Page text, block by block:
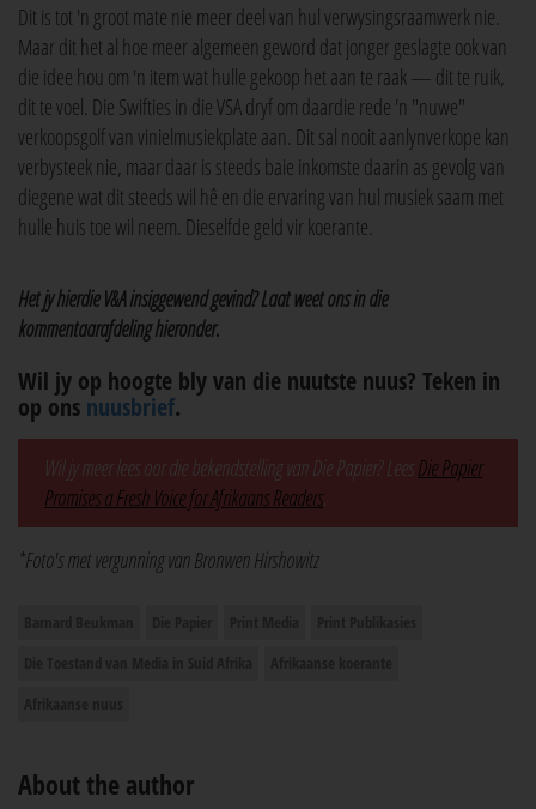
Dit is tot 'n groot mate nie meer deel van hul verwysingsraamwerk nie.
Maar dit het al hoe meer algemeen geword dat jonger geslagte ook van
die idee hou om 'n item wat hulle gekoop het aan te raak — dit te ruik,
dit te voel. Die Swifties in die VSA dryf om daardie rede 'n "nuwe"
verkoopsgolf van vinielmusiekplate aan. Dit sal nooit aanlynverkope kan
verbysteek nie, maar daar is steeds baie inkomste daarin as gevolg van
diegene wat dit steeds wil hê en die ervaring van hul musiek saam met
hulle huis toe wil neem. Dieselfde geld vir koerante.
Het jy hierdie V&A insiggewend gevind? Laat weet ons in die
kommentaarafdeling hieronder.
Wil jy op hoogte bly van die nuutste nuus? Teken in
op ons nuusbrief.
Wil jy meer lees oor die bekendstelling van Die Papier? LeesDie Papier
Promises a Fresh Voice for Afrikaans Readers.
*Foto's met vergunning van Bronwen Hirshowitz
About the author